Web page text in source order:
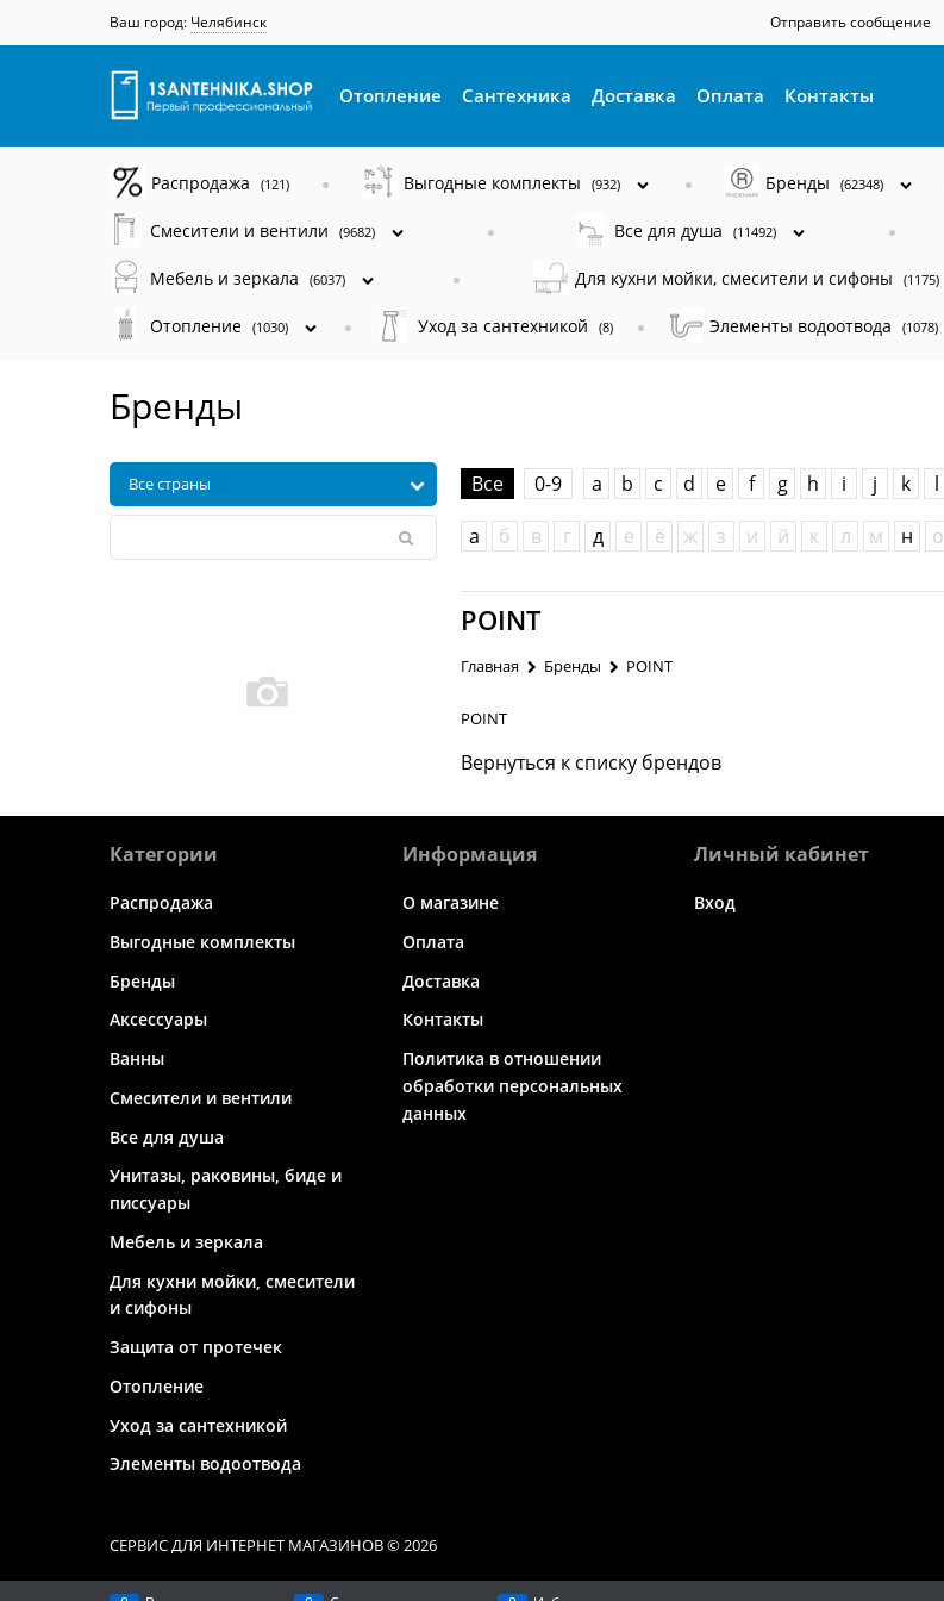
Ваш город: Челябинск Отправить сообщение
Отопление Сантехника Доставка Оплата Контакты
Распродажа (121) Выгодные комплекты (932) Бренды (62348)
Смесители и вентили (9682) Все для душа (11492)
Мебель и зеркала (6037) Для кухни мойки, смесители и сифоны (1175)
Отопление (1030) Уход за сантехникой (8) Элементы водоотвода (1078)
Бренды
Все 0-9 a b c d e f g h i j k l
а
б в г д е ё ж з и й к л м н о
POINT
Главная Бренды POINT
POINT
Вернуться к списку брендов
Категории
Распродажа
Выгодные комплекты
Бренды
Аксессуары
Ванны
Смесители и вентили
Все для душа
Унитазы, раковины, биде и
писсуары
Мебель и зеркала
Для кухни мойки, смесители
и сифоны
Защита от протечек
Отопление
Уход за сантехникой
Элементы водоотвода
Информация
О магазине
Оплата
Доставка
Контакты
Политика в отношении
обработки персональных
данных
Личный кабинет
Вход
СЕРВИС ДЛЯ ИНТЕРНЕТ МАГАЗИНОВ© 2026